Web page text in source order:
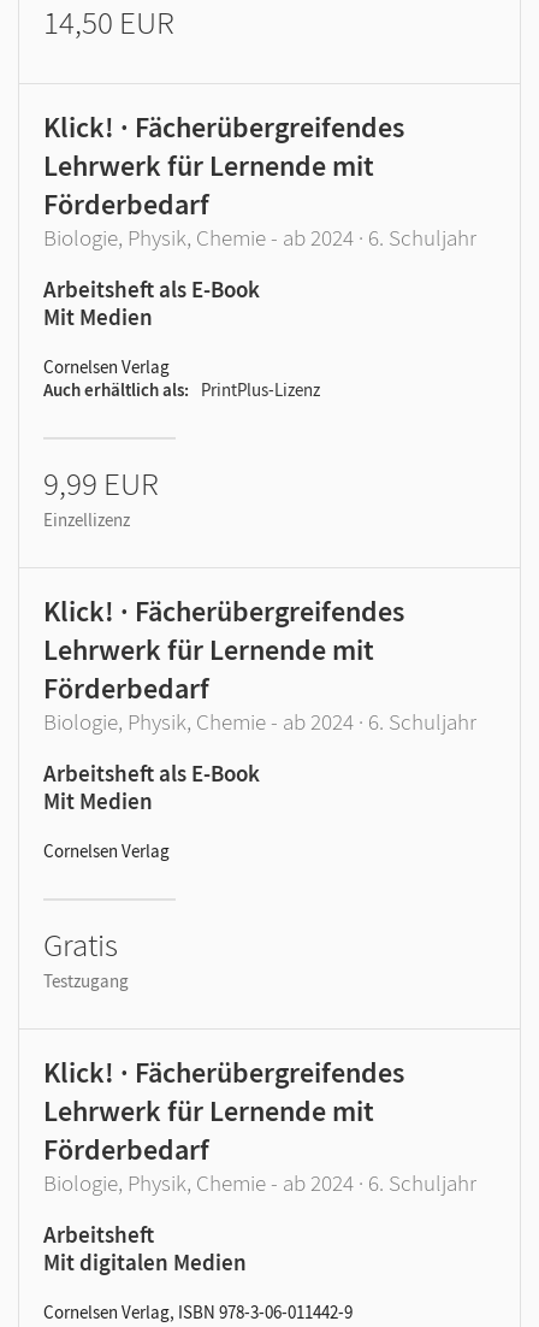
14,50 EUR
Klick! · Fächerübergreifendes
Lehrwerk für Lernende mit
Förderbedarf
Biologie, Physik, Chemie - ab 2024 · 6. Schuljahr
Arbeitsheft als E-Book
Mit Medien
Cornelsen Verlag
Auch erhältlich als
PrintPlus-Lizenz
9,99 EUR
Einzellizenz
Klick! · Fächerübergreifendes
Lehrwerk für Lernende mit
Förderbedarf
Biologie, Physik, Chemie - ab 2024 · 6. Schuljahr
Arbeitsheft als E-Book
Mit Medien
Cornelsen Verlag
Gratis
Testzugang
Klick! · Fächerübergreifendes
Lehrwerk für Lernende mit
Förderbedarf
Biologie, Physik, Chemie - ab 2024 · 6. Schuljahr
Arbeitsheft
Mit digitalen Medien
Cornelsen Verlag, ISBN 978-3-06-011442-9